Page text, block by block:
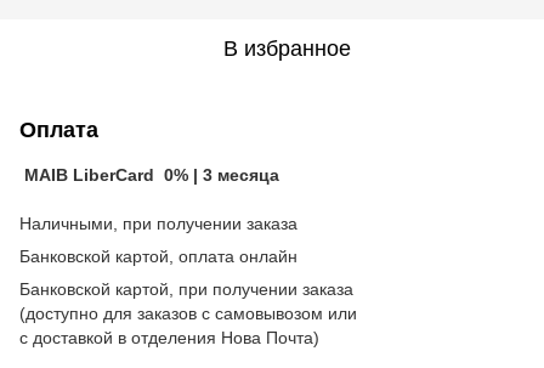
В избранное
Оплата
MAIB LiberCard 0% | 3 месяца
Наличными, при получении заказа
Банковской картой, оплата онлайн
Банковской картой, при получении заказа
(доступно для заказов с самовывозом или
с доставкой в отделения Нова Почта)